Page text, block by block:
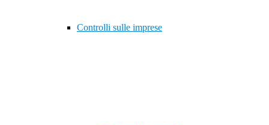
Controlli sulle imprese